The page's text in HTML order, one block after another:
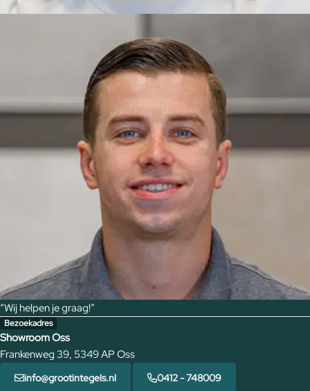
“Wij helpen je graag!”
Bezoekadres
Showroom Oss
Frankenweg 39, 5349 AP Oss
info@grootintegels.nl 0412 - 748009